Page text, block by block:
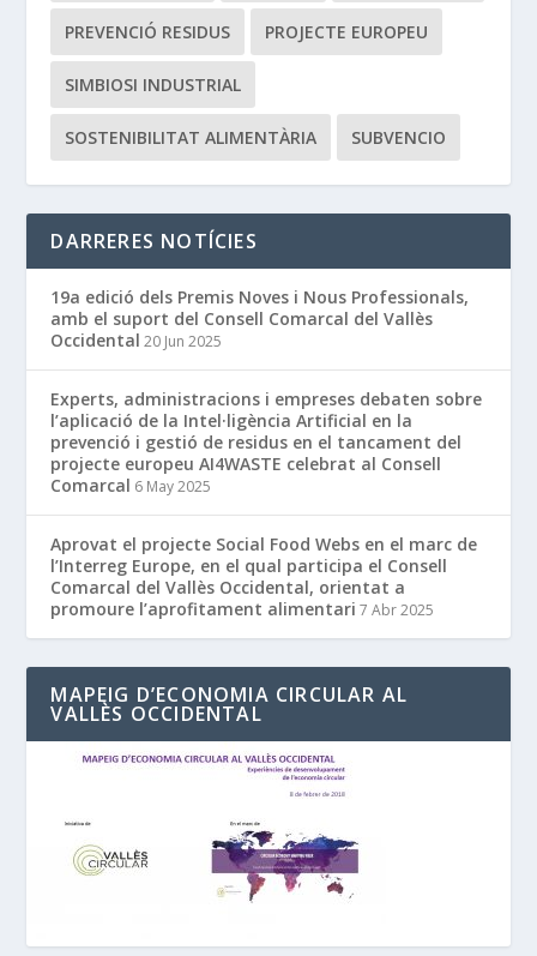
PREVENCIÓ RESIDUS PROJECTE EUROPEU
SIMBIOSI INDUSTRIAL
SOSTENIBILITAT ALIMENTÀRIA SUBVENCIO
DARRERES NOTÍCIES
19a edició dels Premis Noves i Nous Professionals,
amb el suport del Consell Comarcal del Vallès
Occidental 20 Jun 2025
Experts, administracions i empreses debaten sobre
l’aplicació de la Intel·ligència Artificial en la
prevenció i gestió de residus en el tancament del
projecte europeu AI4WASTE celebrat al Consell
Comarcal 6 May 2025
Aprovat el projecte Social Food Webs en el marc de
l’Interreg Europe, en el qual participa el Consell
Comarcal del Vallès Occidental, orientat a
promoure l’aprofitament alimentari 7 Abr 2025
MAPEIG D’ECONOMIA CIRCULAR AL
VALLÈS OCCIDENTAL